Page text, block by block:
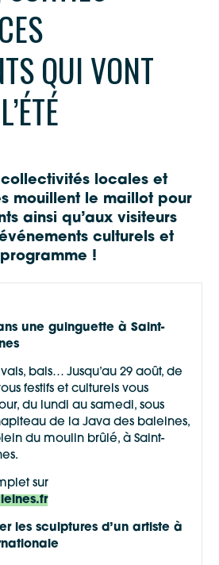
QUI VONT
locales et
mouillent le maillot pour
ainsi qu’aux visiteurs
culturels et
!
une guinguette à Saint-
bals… Jusqu’au 29 août, de
festifs et culturels vous
du lundi au samedi, sous
de la Java des baleines,
du moulin brûlé, à Saint-
sur
les sculptures d’un artiste à